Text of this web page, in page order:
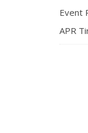
Event
APR